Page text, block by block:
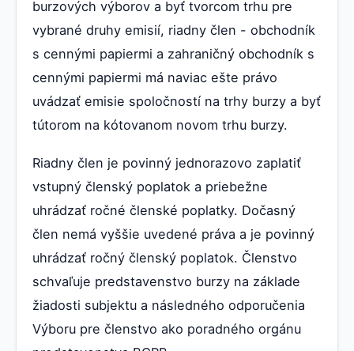
burzových výborov a byť tvorcom trhu pre
vybrané druhy emisií, riadny člen - obchodník
s cennými papiermi a zahraničný obchodník s
cennými papiermi má naviac ešte právo
uvádzať emisie spoločností na trhy burzy a byť
tútorom na kótovanom novom trhu burzy.
Riadny člen je povinný jednorazovo zaplatiť
vstupný členský poplatok a priebežne
uhrádzať ročné členské poplatky. Dočasný
člen nemá vyššie uvedené práva a je povinný
uhrádzať ročný členský poplatok. Členstvo
schvaľuje predstavenstvo burzy na základe
žiadosti subjektu a následného odporučenia
Výboru pre členstvo ako poradného orgánu